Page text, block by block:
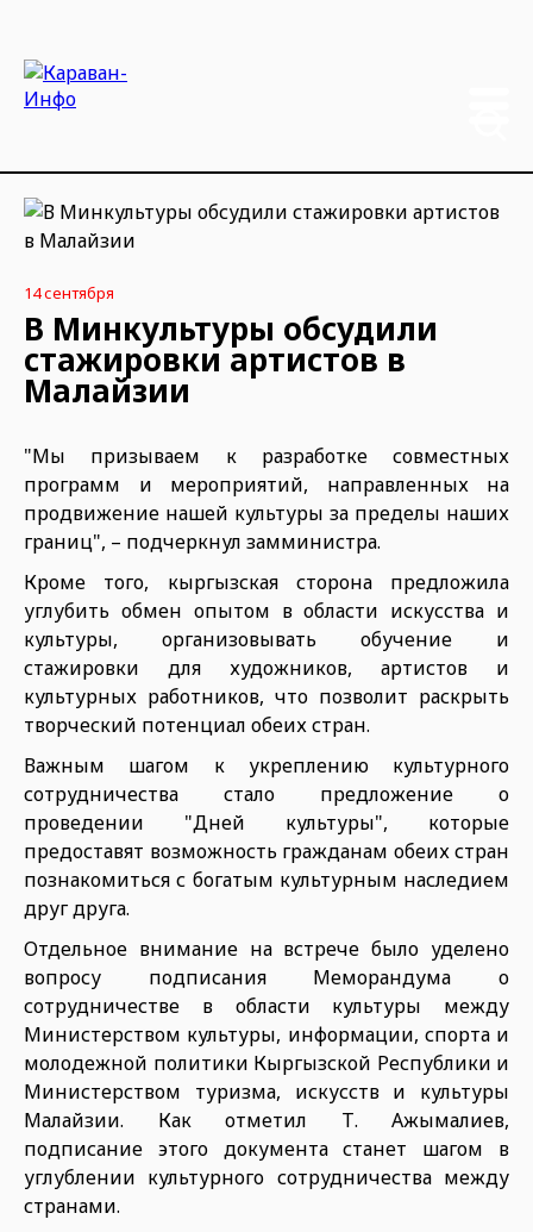
14 сентября
В Минкультуры обсудили
стажировки артистов в
Малайзии
"Мы призываем к разработке совместных
программ и мероприятий, направленных на
продвижение нашей культуры за пределы наших
границ", – подчеркнул замминистра.
Кроме того, кыргызская сторона предложила
углубить обмен опытом в области искусства и
культуры, организовывать обучение и
стажировки для художников, артистов и
культурных работников, что позволит раскрыть
творческий потенциал обеих стран.
Важным шагом к укреплению культурного
сотрудничества стало предложение о
проведении "Дней культуры", которые
предоставят возможность гражданам обеих стран
познакомиться с богатым культурным наследием
друг друга.
Отдельное внимание на встрече было уделено
вопросу подписания Меморандума о
сотрудничестве в области культуры между
Министерством культуры, информации, спорта и
молодежной политики Кыргызской Республики и
Министерством туризма, искусств и культуры
Малайзии. Как отметил Т. Ажымалиев,
подписание этого документа станет шагом в
углублении культурного сотрудничества между
странами.